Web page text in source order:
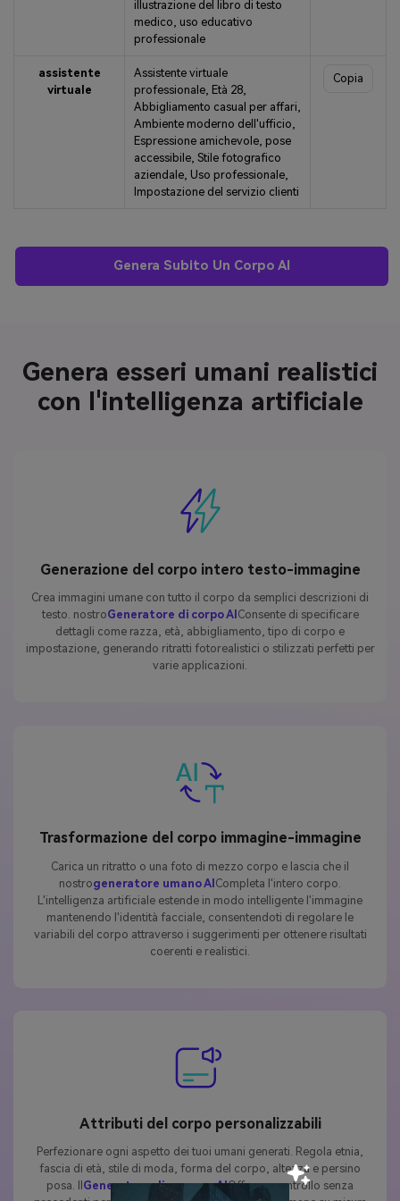
illustrazione del libro di testo
medico, uso educativo
professionale
assistente
virtuale
Assistente virtuale
professionale, Età 28,
Abbigliamento casual per affari,
Ambiente moderno dell'ufficio,
Espressione amichevole, pose
accessibile, Stile fotografico
aziendale, Uso professionale,
Impostazione del servizio clienti
Copia
Genera Subito Un Corpo AI
Genera esseri umani realistici
con l'intelligenza artificiale
Generazione del corpo intero testo-immagine
Crea immagini umane con tutto il corpo da semplici descrizioni di
testo. nostroGeneratore di corpo AI Consente di specificare
dettagli come razza, età, abbigliamento, tipo di corpo e
impostazione, generando ritratti fotorealistici o stilizzati perfetti per
varie applicazioni.
Trasformazione del corpo immagine-immagine
Carica un ritratto o una foto di mezzo corpo e lascia che il
nostrogeneratore umano AI Completa l'intero corpo.
L'intelligenza artificiale estende in modo intelligente l'immagine
mantenendo l'identità facciale, consentendoti di regolare le
variabili del corpo attraverso i suggerimenti per ottenere risultati
coerenti e realistici.
Attributi del corpo personalizzabili
Perfezionare ogni aspetto dei tuoi umani generati. Regola etnia,
fascia di età, stile di moda, forma del corpo, altezza e persino
posa. Il Generatore di persone AIOffre un controllo senza